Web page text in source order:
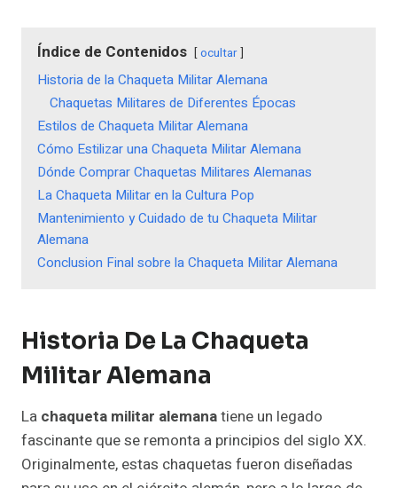
Índice de Contenidos ocultar
Historia de la Chaqueta Militar Alemana
Chaquetas Militares de Diferentes Épocas
Estilos de Chaqueta Militar Alemana
Cómo Estilizar una Chaqueta Militar Alemana
Dónde Comprar Chaquetas Militares Alemanas
La Chaqueta Militar en la Cultura Pop
Mantenimiento y Cuidado de tu Chaqueta Militar
Alemana
Conclusion Final sobre la Chaqueta Militar Alemana
Historia De La Chaqueta
Militar Alemana
La chaqueta militar alemanatiene un legado
fascinante que se remonta a principios del siglo XX.
Originalmente, estas chaquetas fueron diseñadas